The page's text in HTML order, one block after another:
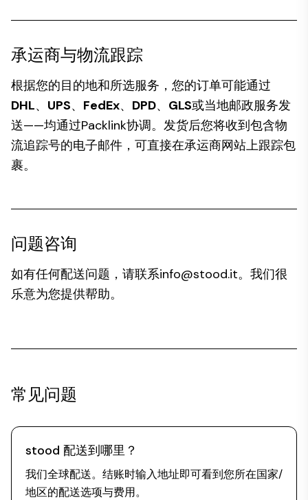
承运商与物流跟踪
根据您的目的地和所选服务，您的订单可能通过
DHL、 UPS、 FedEx、 DPD、 GLS或当地邮政服务发
送——均通过Packlink协调。发货后您将收到包含物
流追踪号的电子邮件，可直接在承运商网站上跟踪包
裹。
问题咨询
如有任何配送问题，请联系info@stood.it。我们很
乐意为您提供帮助。
常见问题
stood 配送到哪里？
我们全球配送。结账时输入地址即可看到您所在国家/
地区的配送选项与费用。